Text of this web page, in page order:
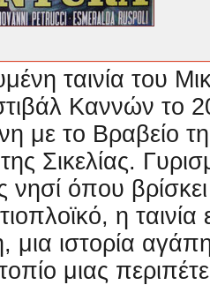
ταινία του
Καννών το
με το Βραβείο
Σικελίας.
νησί όπου
η
μια ιστορία
μιας